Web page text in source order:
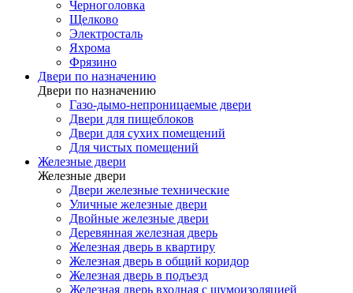
Черноголовка
Щелково
Электросталь
Яхрома
Фрязино
Двери по назначению
Двери по назначению
Газо-дымо-непроницаемые двери
Двери для пищеблоков
Двери для сухих помещений
Для чистых помещений
Железные двери
Железные двери
Двери железные технические
Уличные железные двери
Двойные железные двери
Деревянная железная дверь
Железная дверь в квартиру
Железная дверь в общий коридор
Железная дверь в подъезд
Железная дверь входная с шумоизоляцией